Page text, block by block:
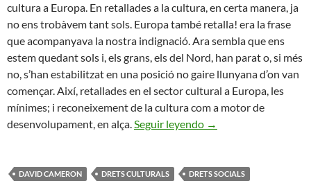
cultura a Europa. En retallades a la cultura, en certa manera, ja
no ens trobàvem tant sols. Europa també retalla! era la frase
que acompanyava la nostra indignació. Ara sembla que ens
estem quedant sols i, els grans, els del Nord, han parat o, si més
no, s’han estabilitzat en una posició no gaire llunyana d’on van
començar. Així, retallades en el sector cultural a Europa, les
mínimes; i reconeixement de la cultura com a motor de
desenvolupament, en alça.Seguir leyendo Aguanta Europa !
→
DAVID CAMERON DRETS CULTURALS
DRETS SOCIALS